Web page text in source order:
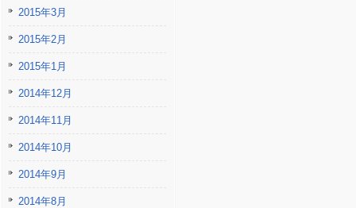
2015年3月
2015年2月
2015年1月
2014年12月
2014年11月
2014年10月
2014年9月
2014年8月